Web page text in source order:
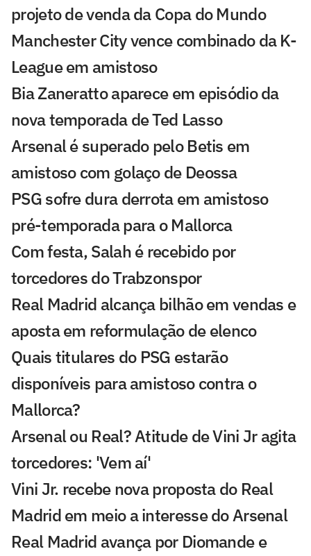
projeto de venda da Copa do Mundo
Manchester City vence combinado da K-
League em amistoso
Bia Zaneratto aparece em episódio da
nova temporada de Ted Lasso
Arsenal é superado pelo Betis em
amistoso com golaço de Deossa
PSG sofre dura derrota em amistoso
pré-temporada para o Mallorca
Com festa, Salah é recebido por
torcedores do Trabzonspor
Real Madrid alcança bilhão em vendas e
aposta em reformulação de elenco
Quais titulares do PSG estarão
disponíveis para amistoso contra o
Mallorca?
Arsenal ou Real? Atitude de Vini Jr agita
torcedores: 'Vem aí'
Vini Jr. recebe nova proposta do Real
Madrid em meio a interesse do Arsenal
Real Madrid avança por Diomande e